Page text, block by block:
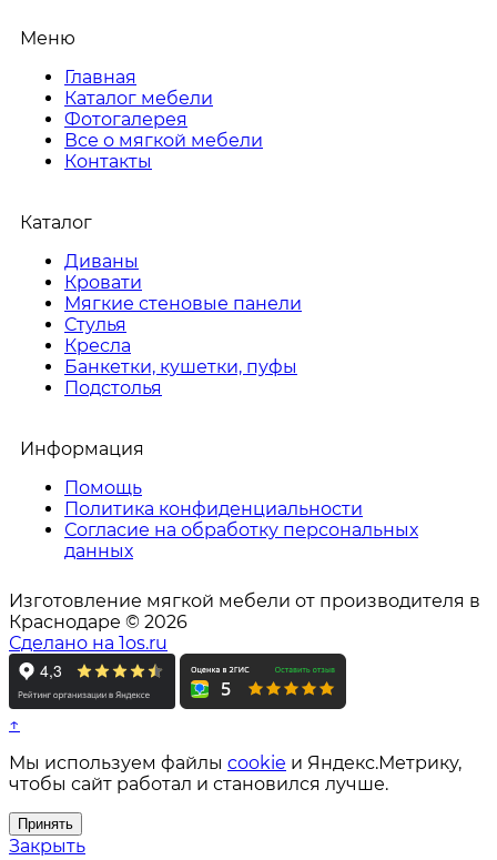
Меню
Главная
Каталог мебели
Фотогалерея
Все о мягкой мебели
Контакты
Каталог
Диваны
Кровати
Мягкие стеновые панели
Стулья
Кресла
Банкетки, кушетки, пуфы
Подстолья
Информация
Помощь
Политика конфиденциальности
Согласие на обработку персональных
данных
Изготовление мягкой мебели от производителя в
Краснодаре © 2026
Сделано на 1os.ru
↑
Мы используем файлы cookie и Яндекс.Метрику,
чтобы сайт работал и становился лучше.
Принять
Закрыть